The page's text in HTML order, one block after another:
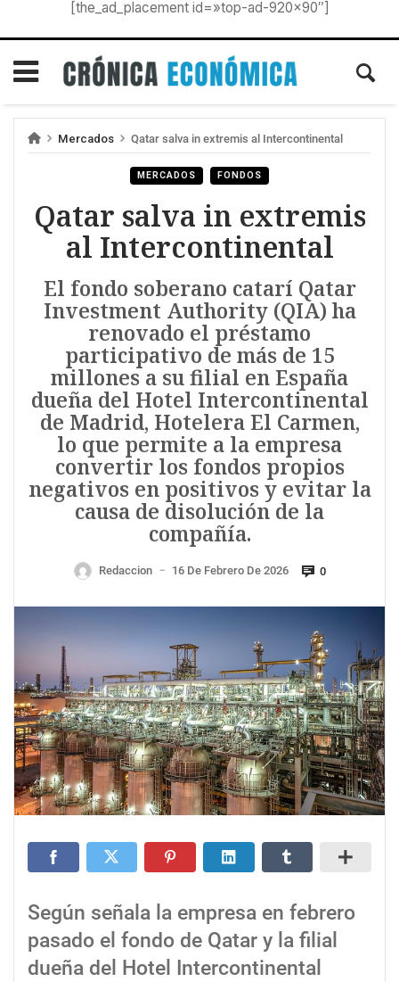
[the_ad_placement id=»top-ad-920×90″]
Mercados Qatar salva in extremis al Intercontinental
MERCADOS FONDOS
Qatar salva in extremis
al Intercontinental
El fondo soberano catarí Qatar
Investment Authority (QIA) ha
renovado el préstamo
participativo de más de 15
millones a su filial en España
dueña del Hotel Intercontinental
de Madrid, Hotelera El Carmen,
lo que permite a la empresa
convertir los fondos propios
negativos en positivos y evitar la
causa de disolución de la
compañía.
Redaccion — 16 De Febrero De 2026 0
Según señala la empresa en febrero
pasado el fondo de Qatar y la filial
dueña del Hotel Intercontinental